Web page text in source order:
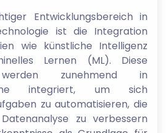
Entwicklungsbereich in
ist die Integration
wie künstliche Intelligenz
Lernen (ML). Diese
werden zunehmend in
integriert, um sich
zu automatisieren, die
zu verbessern